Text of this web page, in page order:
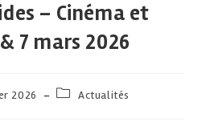
– Cinéma et
7 mars 2026
2026 Actualités